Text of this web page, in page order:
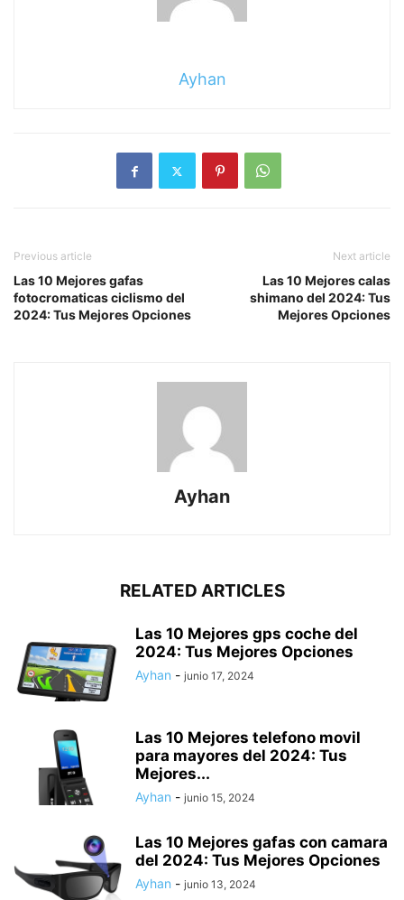
Ayhan
Previous article
Las 10 Mejores gafas
fotocromaticas ciclismo del
2024: Tus Mejores Opciones
Next article
Las 10 Mejores calas
shimano del 2024: Tus
Mejores Opciones
Ayhan
RELATED ARTICLES
Las 10 Mejores gps coche del
2024: Tus Mejores Opciones
Ayhan - junio 17, 2024
Las 10 Mejores telefono movil
para mayores del 2024: Tus
Mejores...
Ayhan - junio 15, 2024
Las 10 Mejores gafas con camara
del 2024: Tus Mejores Opciones
Ayhan - junio 13, 2024